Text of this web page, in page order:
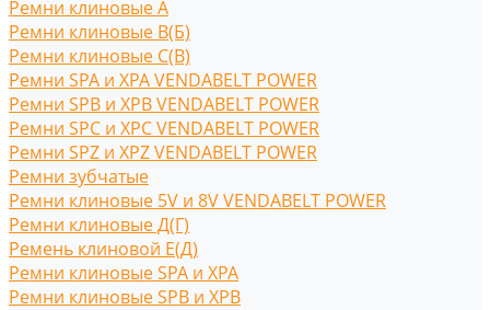
Ремни клиновые A
Ремни клиновые В(Б)
Ремни клиновые С(B)
Ремни SPA и XPA VENDABELT POWER
Ремни SPB и XPB VENDABELT POWER
Ремни SPC и XPC VENDABELT POWER
Ремни SPZ и XPZ VENDABELT POWER
Ремни зубчатые
Ремни клиновые 5V и 8V VENDABELT POWER
Ремни клиновые Д(Г)
Ремень клиновой Е(Д)
Ремни клиновые SPA и XPA
Ремни клиновые SPB и XPB